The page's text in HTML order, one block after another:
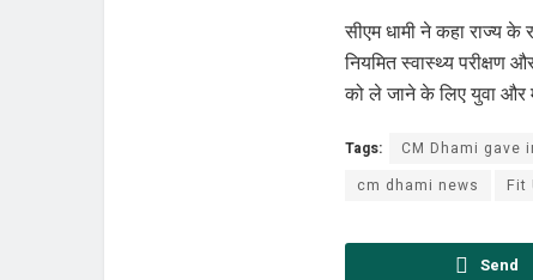
सीएम धामी ने कहा राज्य
नियमित स्वास्थ्य परीक्षण
को ले जाने के लिए युवा और
Tags:
CM Dhami
cm dhami news
Fit
Send